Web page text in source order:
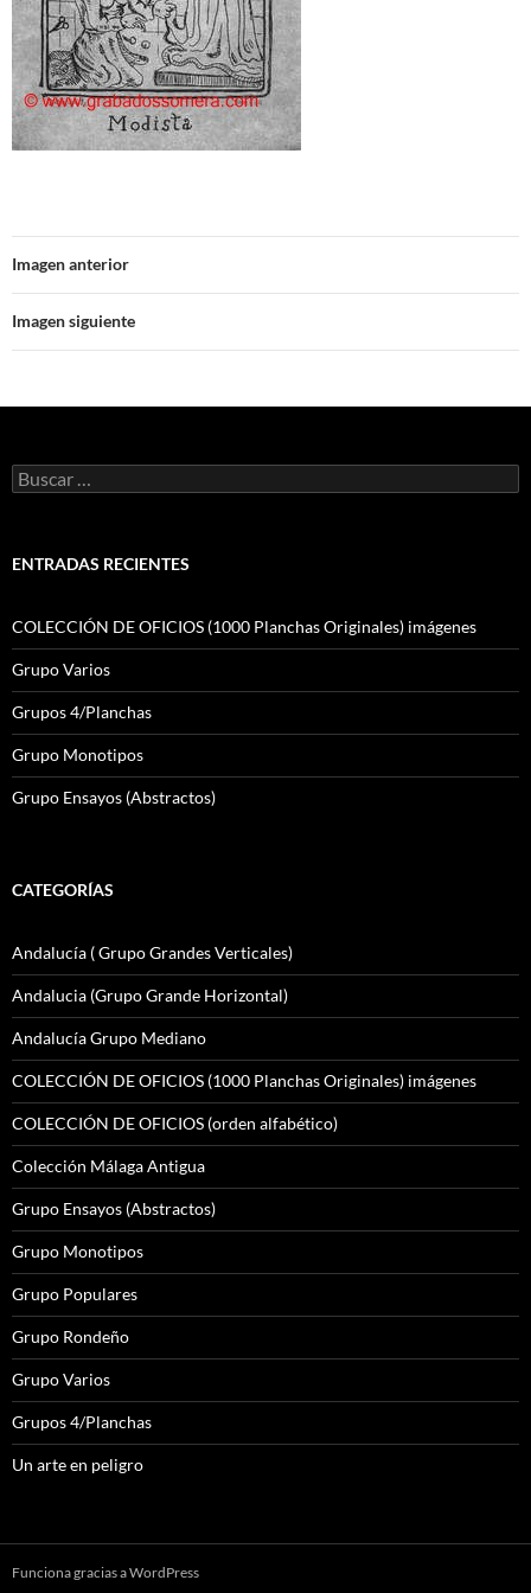
Imagen anterior
Imagen siguiente
Buscar:
ENTRADAS RECIENTES
COLECCIÓN DE OFICIOS (1000 Planchas Originales) imágenes
Grupo Varios
Grupos 4/Planchas
Grupo Monotipos
Grupo Ensayos (Abstractos)
CATEGORÍAS
Andalucía ( Grupo Grandes Verticales)
Andalucia (Grupo Grande Horizontal)
Andalucía Grupo Mediano
COLECCIÓN DE OFICIOS (1000 Planchas Originales) imágenes
COLECCIÓN DE OFICIOS (orden alfabético)
Colección Málaga Antigua
Grupo Ensayos (Abstractos)
Grupo Monotipos
Grupo Populares
Grupo Rondeño
Grupo Varios
Grupos 4/Planchas
Un arte en peligro
Funciona gracias a WordPress